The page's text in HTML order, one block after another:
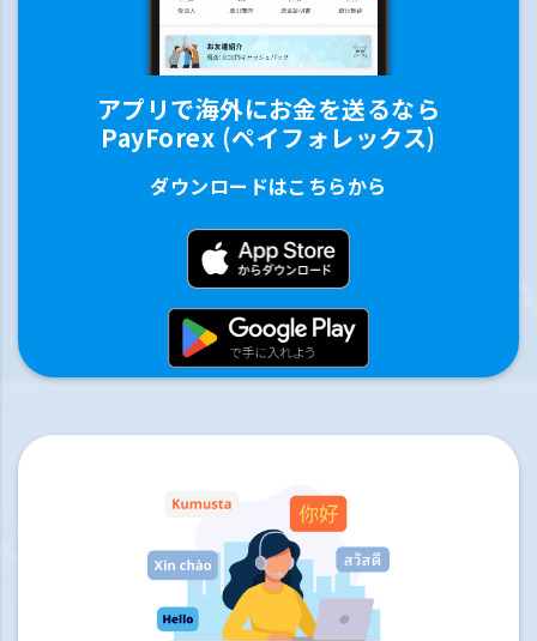
アプリで海外にお金を送るなら
PayForex (ペイフォレックス)
ダウンロードはこちらから